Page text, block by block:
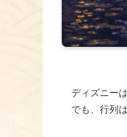
ディズニー
でも、行列